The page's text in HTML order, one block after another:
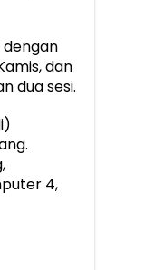
dengan
dan
dua sesi.
4,